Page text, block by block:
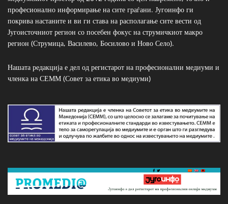
професионално информирање на сите граѓани. Југоинфо ги
покрива настаните и ви ги става на располагање сите вести од
Југоисточниот регион со посебен фокус на струмичкиот макро
регион (Струмица, Василево, Босилово и Ново Село).
Нашата редакција е дел од регистарот на професионални медиуми и
членка на СЕММ (Совет за етика во медиуми)